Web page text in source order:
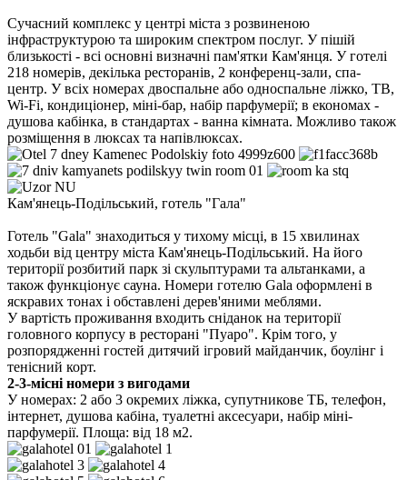
Сучасний комплекс у центрі міста з розвиненою
інфраструктурою та широким спектром послуг. У пішій
близькості - всі основні визначні пам'ятки Кам'янця. У готелі
218 номерів, декілька ресторанів, 2 конференц-зали, спа-
центр. У всіх номерах двоспальне або односпальне ліжко, ТВ,
Wi-Fi, кондиціонер, міні-бар, набір парфумерії; в економах -
душова кабінка, в стандартах - ванна кімната. Можливо також
розміщення в люксах та напівлюксах.
Кам'янець-Подільський, готель "Гала"
Готель "Gala" знаходиться у тихому місці, в 15 хвилинах
ходьби від центру міста Кам'янець-Подільський. На його
території розбитий парк зі скульптурами та альтанками, а
також функціонує сауна. Номери готелю Gala оформлені в
яскравих тонах і обставлені дерев'яними меблями.
У вартість проживання входить сніданок на території
головного корпусу в ресторані "Пуаро". Крім того, у
розпорядженні гостей дитячий ігровий майданчик, боулінг і
тенісний корт.
2-3-місні номери з вигодами
У номерах: 2 або 3 окремих ліжка, супутникове ТБ, телефон,
інтернет, душова кабіна, туалетні аксесуари, набір міні-
парфумерії. Площа: від 18 м2.